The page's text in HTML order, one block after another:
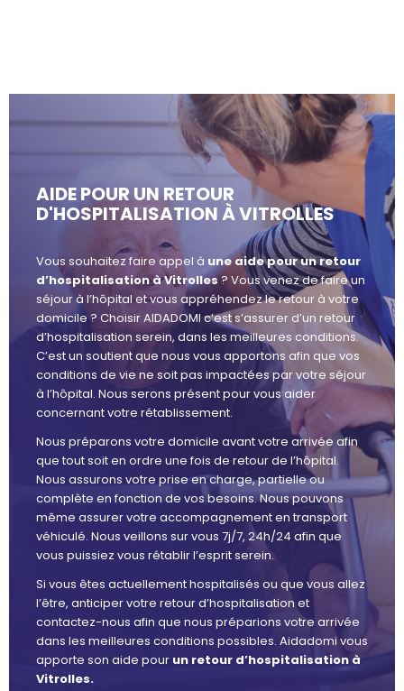
AIDE POUR UN RETOUR
D'HOSPITALISATION À VITROLLES
Vous souhaitez faire appel à une aide pour un retour
d’hospitalisation à Vitrolles? Vous venez de faire un
séjour à l’hôpital et vous appréhendez le retour à votre
domicile ? Choisir AIDADOMI c’est s’assurer d’un retour
d’hospitalisation serein, dans les meilleures conditions.
C’est un soutient que nous vous apportons afin que vos
conditions de vie ne soit pas impactées par votre séjour
à l’hôpital. Nous serons présent pour vous aider
concernant votre rétablissement.
Nous préparons votre domicile avant votre arrivée afin
que tout soit en ordre une fois de retour de l’hôpital.
Nous assurons votre prise en charge, partielle ou
complète en fonction de vos besoins. Nous pouvons
même assurer votre accompagnement en transport
véhiculé. Nous veillons sur vous 7j/7, 24h/24 afin que
vous puissiez vous rétablir l’esprit serein.
Si vous êtes actuellement hospitalisés ou que vous allez
l’être, anticiper votre retour d’hospitalisation et
contactez-nous afin que nous préparions votre arrivée
dans les meilleures conditions possibles. Aidadomi vous
apporte son aide pour un retour d’hospitalisation à
Vitrolles.